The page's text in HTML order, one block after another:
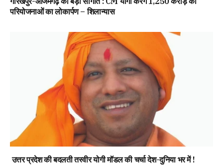
परियोजनाओं का लोकार्पण – शिलान्यास
उत्तर प्रदेश की बदलती तस्वीर योगी मॉडल की चर्चा देश-दुनिया भर में !